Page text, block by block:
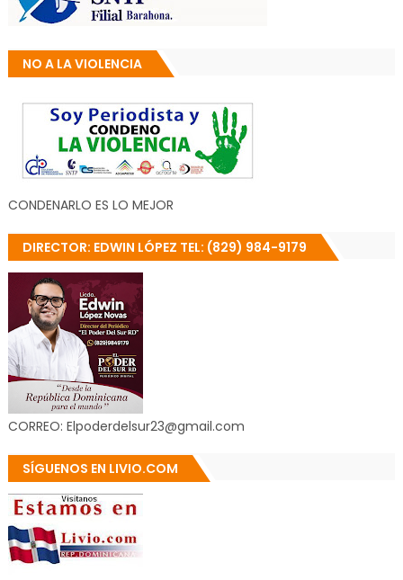
NO A LA VIOLENCIA
CONDENARLO ES LO MEJOR
DIRECTOR: EDWIN LÓPEZ TEL: (829) 984-9179
CORREO: Elpoderdelsur23@gmail.com
SÍGUENOS EN LIVIO.COM